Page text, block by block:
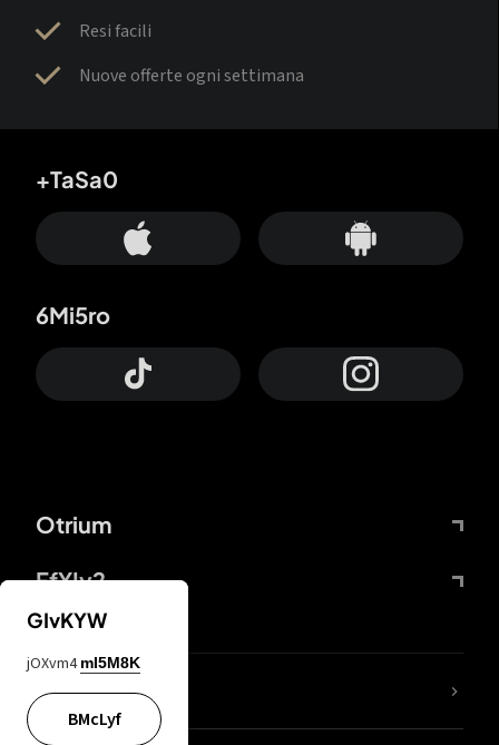
Resi facili
Nuove offerte ogni settimana
Otrium
FfYIy2
+TaSa0
6Mi5ro
Lj7sBL
GIvKYW
jOXvm4 mI5M8K
BMcLyf